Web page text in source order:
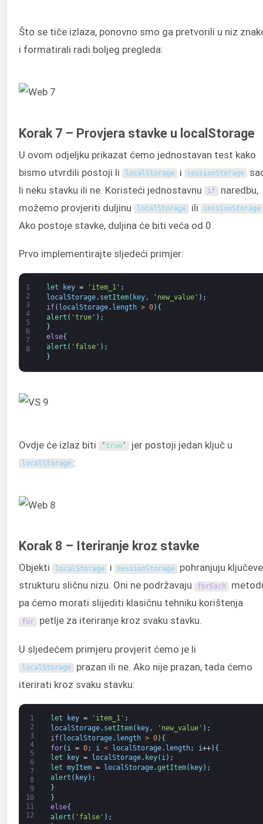
Što se tiče izlaza, ponovno smo ga pretvorili u niz
i formatirali radi boljeg pregleda:
Korak 7 – Provjera stavke u localStorage
U ovom odjeljku prikazat ćemo jednostavan test kako
bismo utvrdili postoji li
localStorage i sessionStorage
li neku stavku ili ne. Koristeći jednostavnu
if naredbu,
možemo provjeriti duljinu
localStorage ili sessionStorage
Ako postoje stavke, duljina će biti veća od 0.
Prvo implementirajte sljedeći primjer:
1
2
3
4
5
6
7
8
let key = 'item_1' ;
localStorage. setItem( key, 'new_value' ) ;
if( localStorage. length > 0) {
alert ( 'true' ) ;
}
else{
alert ( 'false' ) ;
}
Ovdje će izlaz biti ‘true’ jer postoji jedan ključ u
localStorage :
Korak 8 – Iteriranje kroz stavke
Objekti localStorage i sessionStorage
pohranjuju
strukturu sličnu nizu. Oni ne podržavaju
forEach
pa ćemo morati slijediti klasičnu tehniku korištenja
for petlje za iteriranje kroz svaku stavku.
U sljedećem primjeru provjerit ćemo je li
localStorage prazan ili ne. Ako nije prazan, tada ćemo
iterirati kroz svaku stavku:
1
2
3
4
5
6
7
8
9
10
11
12
let key = 'item_1' ;
localStorage. setItem( key, 'new_value' ) ;
if( localStorage. length > 0) {
for( i = 0; i < localStorage. length; i++) {
let
key = localStorage. key( i) ;
let myItem = localStorage.getItem( key) ;
alert ( key) ;
}
}
else{
alert ( 'false' ) ;